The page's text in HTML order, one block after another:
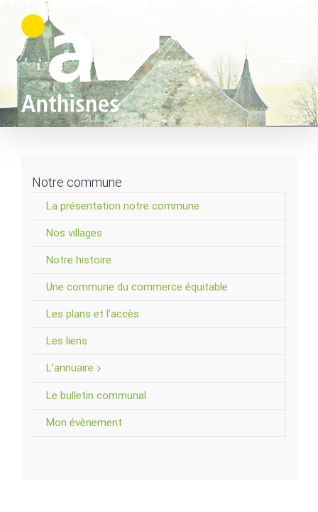
content
Notre commune
La présentation notre commune
Nos villages
Notre histoire
Une commune du commerce équitable
Les plans et l’accès
Les liens
L’annuaire
Le bulletin communal
Mon évènement